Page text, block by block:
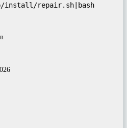
repair.sh|bash